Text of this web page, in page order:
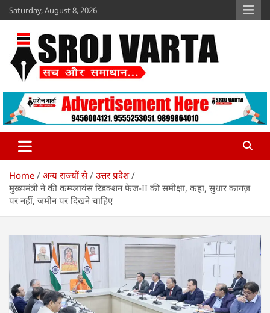
Skip
to
content
Saturday, August 8, 2026
Sroj Varta
www.srojvarta.in
Home अन्य राज्यों से
उत्तर प्रदेश
मुख्यमंत्री ने की कम्प्लायंस रिडक्शन फेज-II की समीक्षा, कहा, सुधार कागज़
पर नहीं, जमीन पर दिखने चाहिए